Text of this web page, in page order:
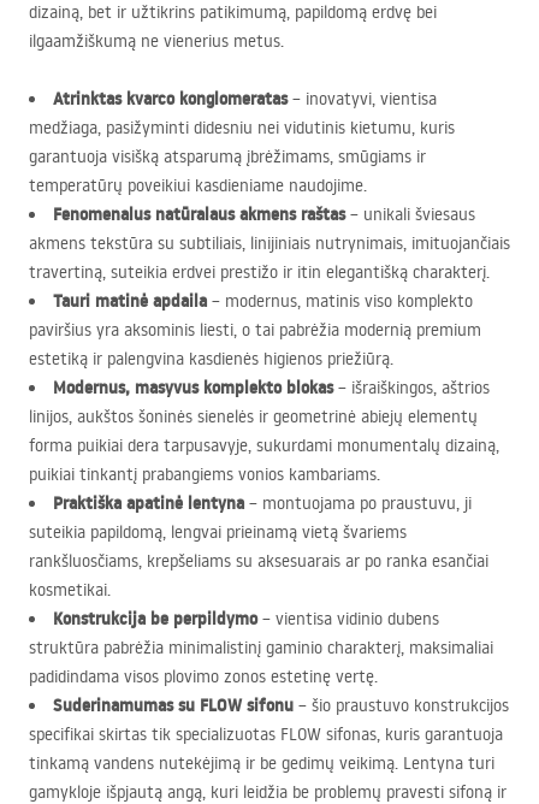
dizainą, bet ir užtikrins patikimumą, papildomą erdvę bei
ilgaamžiškumą ne vienerius metus.
Atrinktas kvarco konglomeratas– inovatyvi, vientisa
medžiaga, pasižyminti didesniu nei vidutinis kietumu, kuris
garantuoja visišką atsparumą įbrėžimams, smūgiams ir
temperatūrų poveikiui kasdieniame naudojime.
Fenomenalus natūralaus akmens raštas– unikali šviesaus
akmens tekstūra su subtiliais, linijiniais nutrynimais, imituojančiais
travertiną, suteikia erdvei prestižo ir itin elegantišką charakterį.
Tauri matinė apdaila – modernus, matinis viso komplekto
paviršius yra aksominis liesti, o tai pabrėžia modernią premium
estetiką ir palengvina kasdienės higienos priežiūrą.
Modernus, masyvus komplekto blokas– išraiškingos, aštrios
linijos, aukštos šoninės sienelės ir geometrinė abiejų elementų
forma puikiai dera tarpusavyje, sukurdami monumentalų dizainą,
puikiai tinkantį prabangiems vonios kambariams.
Praktiška apatinė lentyna – montuojama po praustuvu, ji
suteikia papildomą, lengvai prieinamą vietą švariems
rankšluosčiams, krepšeliams su aksesuarais ar po ranka esančiai
kosmetikai.
Konstrukcija be perpildymo– vientisa vidinio dubens
struktūra pabrėžia minimalistinį gaminio charakterį, maksimaliai
padidindama visos plovimo zonos estetinę vertę.
Suderinamumas su FLOWsifonu – šio praustuvo konstrukcijos
specifikai skirtas tik specializuotas FLOW sifonas, kuris garantuoja
tinkamą vandens nutekėjimą ir be gedimų veikimą. Lentyna turi
gamykloje išpjautą angą, kuri leidžia be problemų pravesti sifoną ir